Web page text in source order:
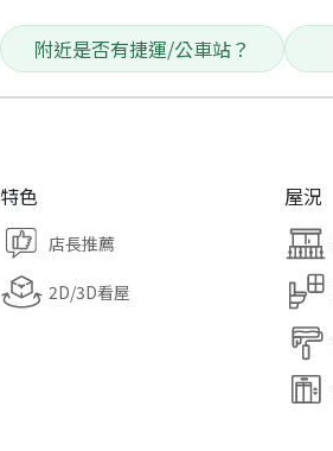
附近是否有捷運/公車站？
特色
店長推薦
2D/3D看屋
屋況